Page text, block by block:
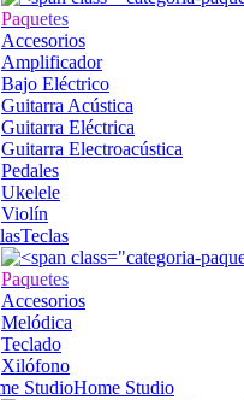
Paquetes
Accesorios
Amplificador
Bajo Eléctrico
Guitarra Acústica
Guitarra Eléctrica
Guitarra Electroacústica
Pedales
Ukelele
Violín
Teclas
Paquetes
Accesorios
Melódica
Teclado
Xilófono
Home Studio